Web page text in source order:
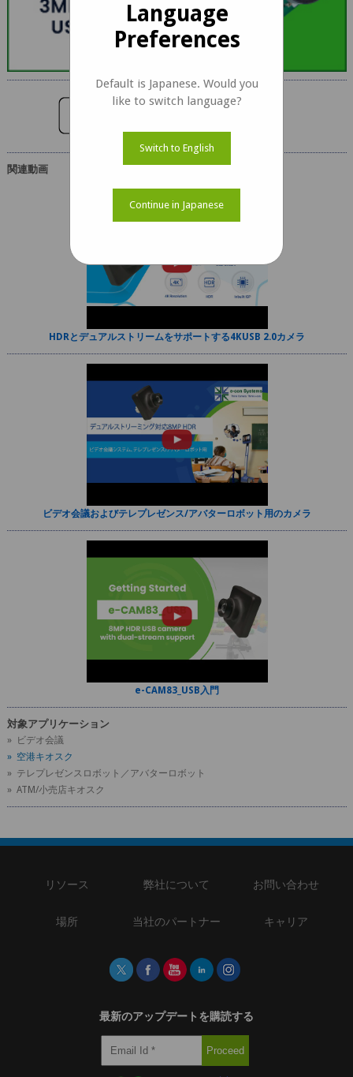
よくある質問
関連動画
HDRとデュアルストリームをサポートする4KUSB 2.0カメラ
ビデオ会議およびテレプレゼンス/アバターロボット用のカメラ
e-CAM83_USB入門
対象アプリケーション
» ビデオ会議
» 空港キオスク
» テレプレゼンスロボット／アバターロボット
» ATM/小売店キオスク
リソース 弊社について お問い合わせ
場所 当社のパートナー キャリア
最新のアップデートを購読する
Language
Preferences
Default is Japanese. Would you
like to switch language?
Switch to English
Continue in Japanese